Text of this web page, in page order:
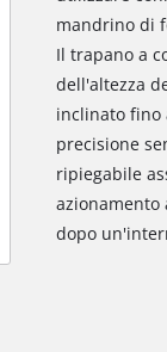
mandrino di
Il trapano a
dell'altezza
inclinato fino
precisione
ripiegabile
azionamento
dopo